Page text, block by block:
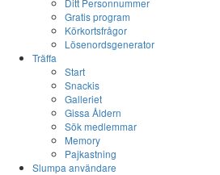
Ditt Personnummer
Gratis program
Körkortsfrågor
Lösenordsgenerator
Träffa
Start
Snackis
Galleriet
Gissa Åldern
Sök medlemmar
Memory
Pajkastning
Slumpa användare